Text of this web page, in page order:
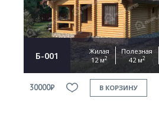
Б-001
Жилая
12 м2
Полезная
42 м2
30000₽ В КОРЗИНУ